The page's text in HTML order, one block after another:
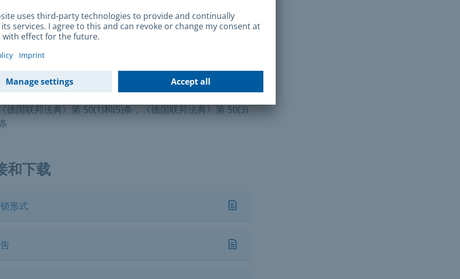
依据
国联邦法典》第 42(3)条，《德国联邦法典》第 50(2)和(5)
德国联邦法典》第 50(1)和(5)条，《德国联邦法典》第 50(3)
和下载
形式